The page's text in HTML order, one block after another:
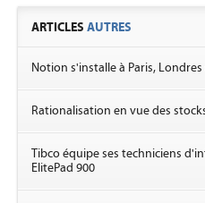
ARTICLES AUTRES
Notion s'installe à Paris,
Rationalisation en vue des
Tibco équipe ses techniciens
ElitePad 900